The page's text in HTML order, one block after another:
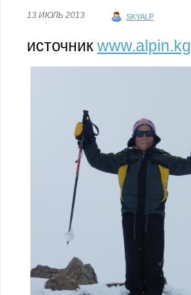
13 ИЮЛЬ 2013 SKYALP
источник www.alpin.kg